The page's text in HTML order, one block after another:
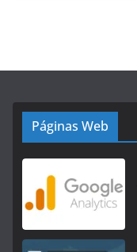
Páginas Web